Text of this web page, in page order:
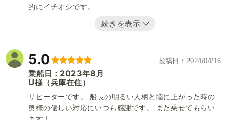
的にイチオシです。
続きを表示
5.0 投稿日 2024/04/16
乗船日： 2023年8 月
U様 （兵庫在住）
リピーターです。 船長の明るい人柄と陸に上がった時の
奥様の優しい対応にいつも感謝です。 また乗せてもらい